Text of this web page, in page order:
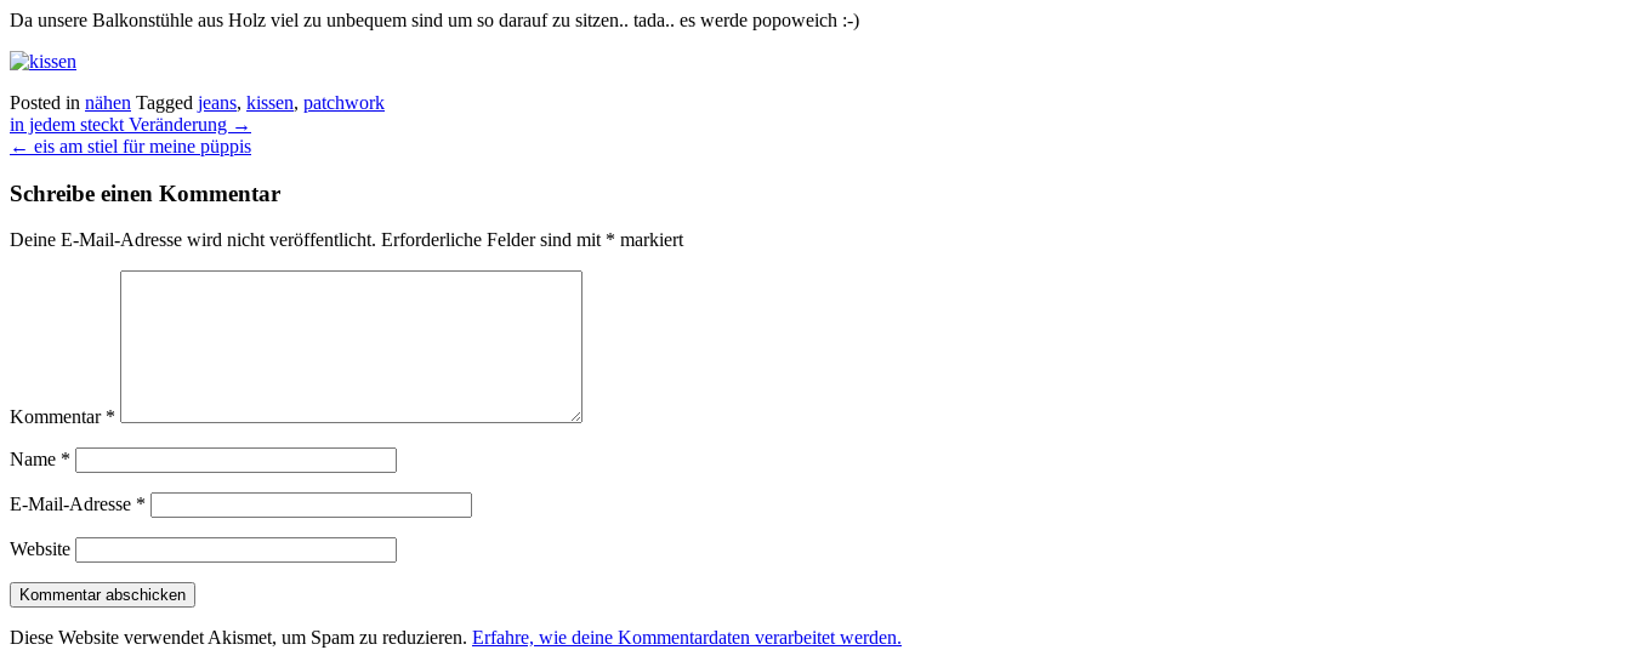
Da unsere Balkonstühle aus Holz viel zu unbequem sind um so darauf zu sitzen.. tada.. es werde popoweich :-)
Posted in nähen Tagged jeans, kissen, patchwork
Post
navigation
in jedem steckt Veränderung →
← eis am stiel für meine püppis
Schreibe einen Kommentar
Deine E-Mail-Adresse wird nicht veröffentlicht. Erforderliche Felder sind mit * markiert
Kommentar *
Name *
E-Mail-Adresse *
Website
Diese Website verwendet Akismet, um Spam zu reduzieren. Erfahre, wie deine Kommentardaten verarbeitet werden.